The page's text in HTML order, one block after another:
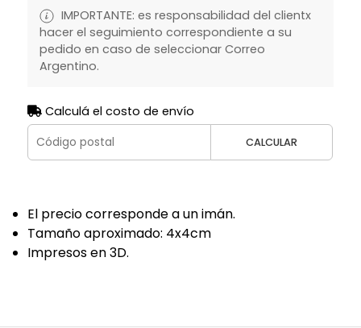
IMPORTANTE: es responsabilidad del clientx
hacer el seguimiento correspondiente a su
pedido en caso de seleccionar Correo
Argentino.
Calculá el costo de envío
CALCULAR
El precio corresponde a un imán.
Tamaño aproximado: 4x4cm
Impresos en 3D.